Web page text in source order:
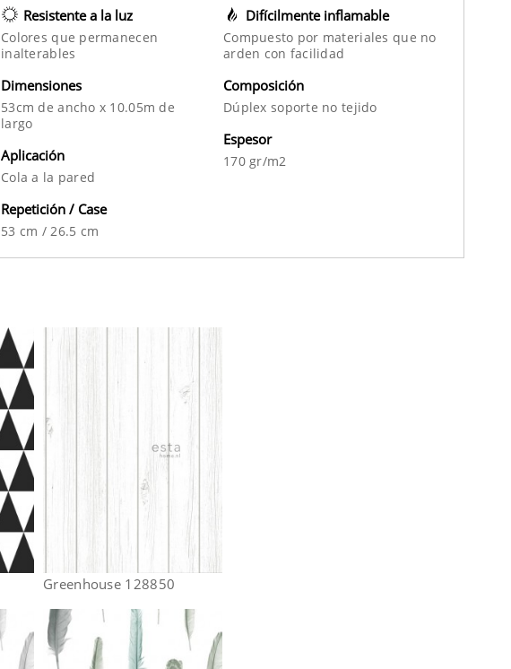
Resistente a la luz
Colores que permanecen
inalterables
Difícilmente inflamable
Compuesto por materiales que no
arden con facilidad
Dimensiones
53cm de ancho x 10.05m de
largo
Aplicación
Cola a la pared
Repetición / Case
53 cm / 26.5 cm
Composición
Dúplex soporte no tejido
Espesor
170 gr/m2
Greenhouse 128850